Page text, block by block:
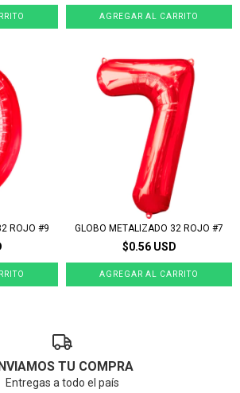
ROJO #9 GLOBO METALIZADO 32 ROJO #7
$0.56 USD
TU COMPRA
Entregas a todo el país